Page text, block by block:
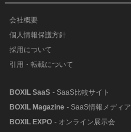
会社概要
個人情報保護方針
採用について
引用・転載について
BOXIL SaaS - SaaS比較サイト
BOXIL Magazine - SaaS情報メディア
BOXIL EXPO - オンライン展示会